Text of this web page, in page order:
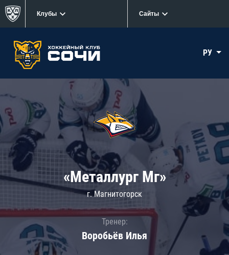
Клубы Сайты
РУ
«Металлург Мг»
г. Магнитогорск
Тренер:
Воробьёв Илья